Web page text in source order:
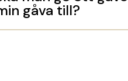
gåva till?